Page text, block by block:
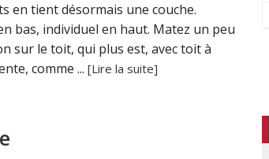
en tient désormais une couche.
bas, individuel en haut. Matez un peu
sur le toit, qui plus est, avec toit à
comme ... [Lire la suite]